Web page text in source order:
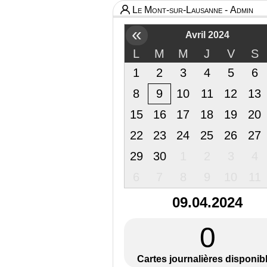
Le Mont-sur-Lausanne - Admin
« Avril 2024
L M M J V
S
1
2 3 4 5
6
8
9 10 11 12
13
15
16 17 18 19
20
22
23 24 25 26
27
29
30
09.04.2024
0
Cartes journalières